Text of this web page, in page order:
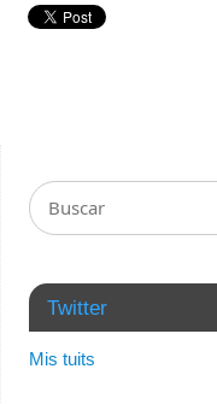
Twitter
Mis tuits